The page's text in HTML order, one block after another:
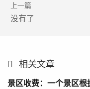
上一篇
没有了
相关文章
景区收费：一个景区根